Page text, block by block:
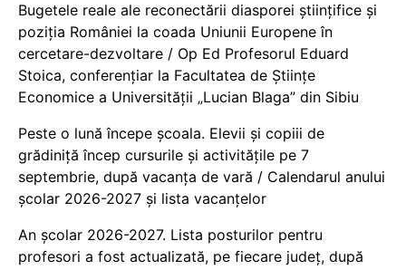
Bugetele reale ale reconectării diasporei științifice și
poziția României la coada Uniunii Europene în
cercetare-dezvoltare / Op Ed Profesorul Eduard
Stoica, conferențiar la Facultatea de Științe
Economice a Universității „Lucian Blaga” din Sibiu
Peste o lună începe școala. Elevii și copiii de
grădiniță încep cursurile și activitățile pe 7
septembrie, după vacanța de vară / Calendarul anului
școlar 2026-2027 și lista vacanțelor
An școlar 2026-2027. Lista posturilor pentru
profesori a fost actualizată, pe fiecare județ, după